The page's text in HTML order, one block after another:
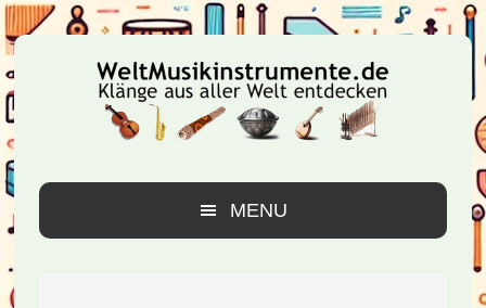
Zur
Hauptnavigation
springen
Zum
Inhalt
springen
Zur
Seitenspalte
springen
MENU